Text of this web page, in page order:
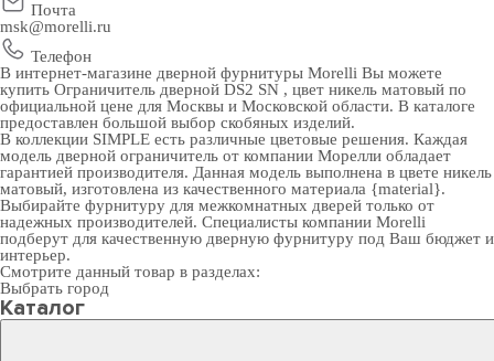
Почта
msk@morelli.ru
Телефон
В интернет-магазине дверной фурнитуры Morelli Вы можете
купить Ограничитель дверной DS2 SN , цвет никель матовый по
официальной цене для Москвы и Московской области. В каталоге
предоставлен большой выбор скобяных изделий.
В коллекции SIMPLE есть различные цветовые решения. Каждая
модель дверной ограничитель от компании Морелли обладает
гарантией производителя. Данная модель выполнена в цвете никель
матовый, изготовлена из качественного материала {material}.
Выбирайте фурнитуру для межкомнатных дверей только от
надежных производителей. Специалисты компании Morelli
подберут для качественную дверную фурнитуру под Ваш бюджет и
интерьер.
Смотрите данный товар в разделах:
Выбрать город
Каталог